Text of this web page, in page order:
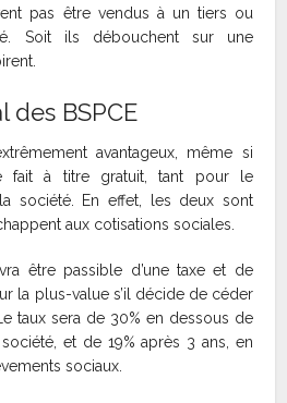
pas être vendus à un tiers ou
Soit ils débouchent sur une
des BSPCE
avantageux, même si
fait à titre gratuit, tant pour le
société. En effet, les deux sont
aux cotisations sociales.
être passible d’une taxe et de
la plus-value s’il décide de céder
taux sera de 30% en dessous de
et de 19% après 3 ans, en
sociaux.